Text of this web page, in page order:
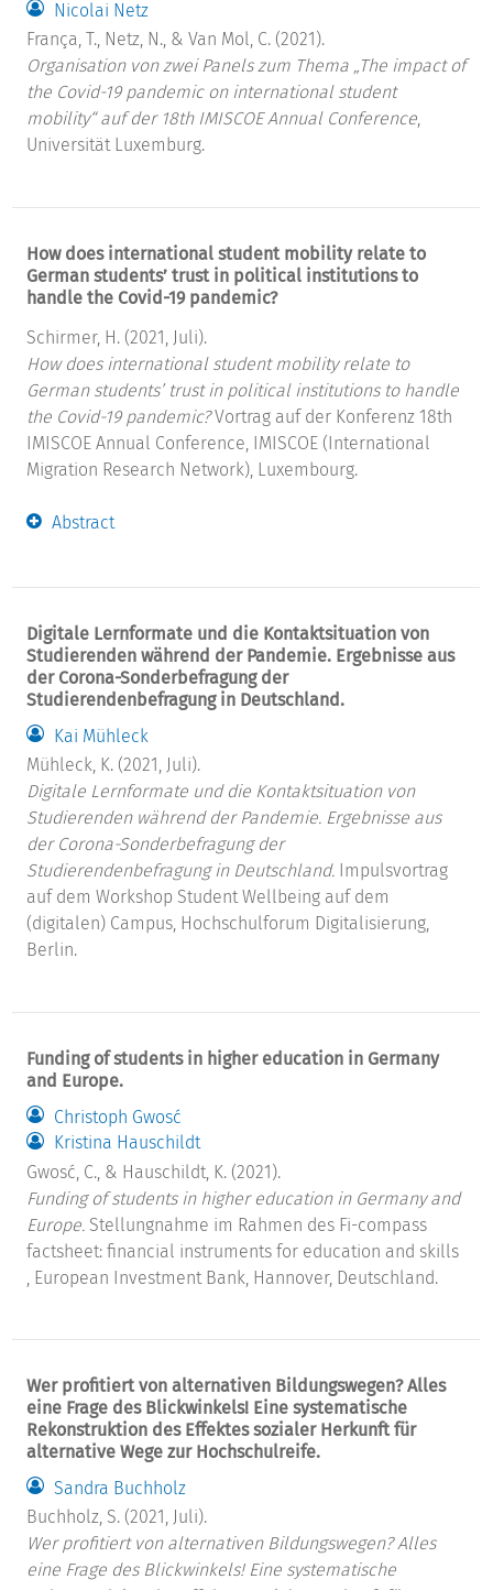
Nicolai Netz
França, T., Netz, N., & Van Mol, C. (2021).
Organisation von zwei Panels zum Thema „The impact of
the Covid-19 pandemic on international student
mobility“ auf der 18th IMISCOE Annual Conference,
Universität Luxemburg.
How does international student mobility relate to
German students’ trust in political institutions to
handle the Covid-19 pandemic?
Schirmer, H. (2021, Juli).
How does international student mobility relate to
German students’ trust in political institutions to handle
the Covid-19 pandemic?Vortrag auf der Konferenz 18th
IMISCOE Annual Conference, IMISCOE (International
Migration Research Network), Luxembourg.
Abstract
Digitale Lernformate und die Kontaktsituation von
Studierenden während der Pandemie. Ergebnisse aus
der Corona-Sonderbefragung der
Studierendenbefragung in Deutschland.
Kai Mühleck
Mühleck, K. (2021, Juli).
Digitale Lernformate und die Kontaktsituation von
Studierenden während der Pandemie. Ergebnisse aus
der Corona-Sonderbefragung der
Studierendenbefragung in Deutschland. Impulsvortrag
auf dem Workshop Student Wellbeing auf dem
(digitalen) Campus, Hochschulforum Digitalisierung,
Berlin.
Funding of students in higher education in Germany
and Europe.
Christoph Gwosć
Kristina Hauschildt
Gwosć, C., & Hauschildt, K. (2021).
Funding of students in higher education in Germany and
Europe. Stellungnahme im Rahmen des Fi-compass
factsheet: financial instruments for education and skills
, European Investment Bank, Hannover, Deutschland.
Wer profitiert von alternativen Bildungswegen? Alles
eine Frage des Blickwinkels! Eine systematische
Rekonstruktion des Effektes sozialer Herkunft für
alternative Wege zur Hochschulreife.
Sandra Buchholz
Buchholz, S. (2021, Juli).
Wer profitiert von alternativen Bildungswegen? Alles
eine Frage des Blickwinkels! Eine systematische